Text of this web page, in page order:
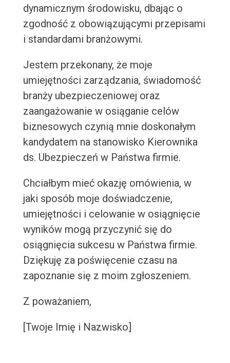
dynamicznym środowisku, dbając o
zgodność z obowiązującymi przepisami
i standardami branżowymi.
Jestem przekonany, że moje
umiejętności zarządzania, świadomość
branży ubezpieczeniowej oraz
zaangażowanie w osiąganie celów
biznesowych czynią mnie doskonałym
kandydatem na stanowisko Kierownika
ds. Ubezpieczeń w Państwa firmie.
Chciałbym mieć okazję omówienia, w
jaki sposób moje doświadczenie,
umiejętności i celowanie w osiągnięcie
wyników mogą przyczynić się do
osiągnięcia sukcesu w Państwa firmie.
Dziękuję za poświęcenie czasu na
zapoznanie się z moim zgłoszeniem.
Z poważaniem,
[Twoje Imię i Nazwisko]